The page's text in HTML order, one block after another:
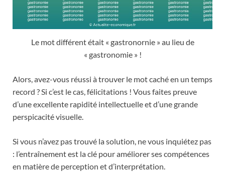
Le mot différent était « gastronornie » au lieu de
« gastronomie » !
Alors, avez-vous réussi à trouver le mot caché en un temps
record ? Si c’est le cas, félicitations ! Vous faites preuve
d’une excellente rapidité intellectuelle et d’une grande
perspicacité visuelle.
Si vous n’avez pas trouvé la solution, ne vous inquiétez pas
: l’entraînement est la clé pour améliorer ses compétences
en matière de perception et d’interprétation.